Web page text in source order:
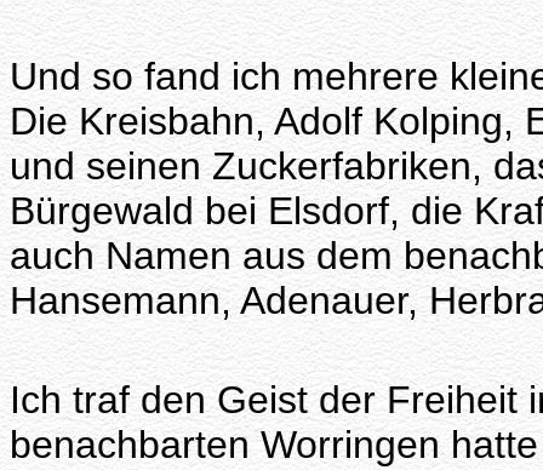
Und so fand ich mehrere
Die Kreisbahn, Adolf Kolping,
und seinen Zuckerfabriken,
Bürgewald bei Elsdorf, die
auch Namen aus dem
Hansemann, Adenauer,
Ich traf den Geist der Freiheit
benachbarten Worringen